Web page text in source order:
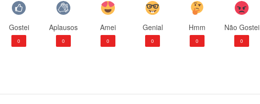
Gostei
0
Aplausos
0
Amei
0
Genial
0
Hmm
0
Não Gostei
0